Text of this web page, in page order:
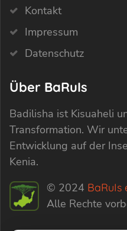
Kontakt
Impressum
Datenschutz
Über BaRuIs
Badilisha ist Kisuaheli
Transformation. Wir
Entwicklung auf der
Kenia.
© 2024 BaRuIs
Alle Rechte